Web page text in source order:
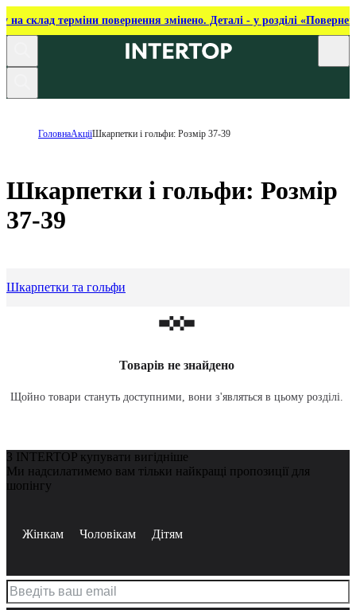
на склад терміни повернення змінено. Деталі - у розділі
ГоловнаАкціїШкарпетки і гольфи: Розмір 37-39
Шкарпетки і гольфи: Розмір
37-39
Шкарпетки та гольфи
Товарів не знайдено
Щойно товари стануть доступними, вони з'являться в цьому розділі.
З INTERTOP купувати вигідніше
Ми надсилатимемо вам тільки найкращі пропозиції для
шопінгу
Жінкам Чоловікам Дітям